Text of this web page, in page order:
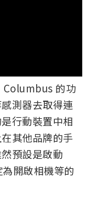
Columbus 的功
測器去取得連
行動裝置中相
其他品牌的手
預設是啟動
開啟相機等的